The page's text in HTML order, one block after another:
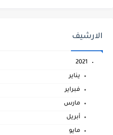
الارشيف
2021
يناير
فبراير
مارس
أبريل
مايو